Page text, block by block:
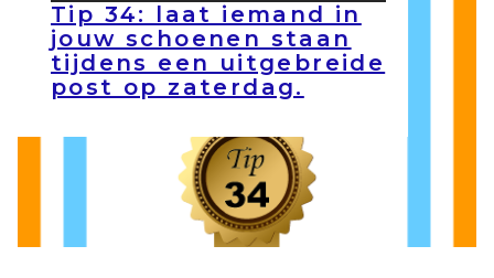
Tip 34: laat iemand in
jouw schoenen staan
tijdens een uitgebreide
post op zaterdag.